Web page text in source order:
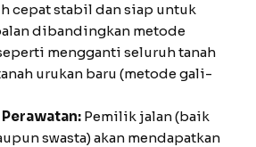
cepat stabil dan siap untuk
dibandingkan metode
mengganti seluruh tanah
urukan baru (metode gali-
Pemilik jalan (baik
swasta) akan mendapatkan